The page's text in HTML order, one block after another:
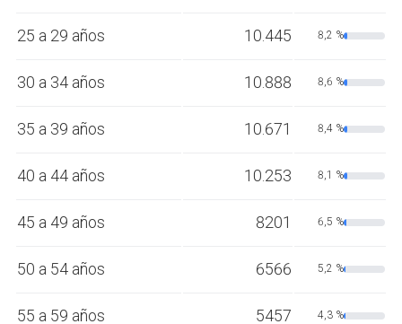
25 a 29 años 10.445 8,2 %
30 a 34 años 10.888 8,6 %
35 a 39 años 10.671 8,4 %
40 a 44 años 10.253 8,1 %
45 a 49 años 8201 6,5 %
50 a 54 años 6566 5,2 %
55 a 59 años 5457 4,3 %